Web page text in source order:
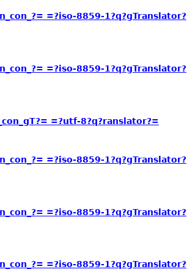
=?iso-8859-1?q?gTranslator?
=?iso-8859-1?q?gTranslator?
=?utf-8?q?ranslator?=
=?iso-8859-1?q?gTranslator?
=?iso-8859-1?q?gTranslator?
=?iso-8859-1?q?gTranslator?